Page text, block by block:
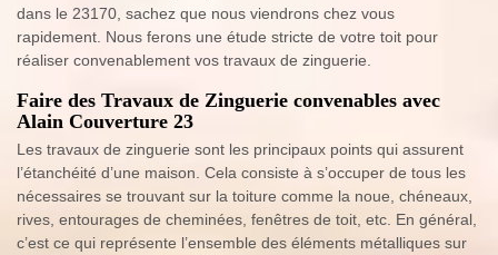
dans le 23170, sachez que nous viendrons chez vous
rapidement. Nous ferons une étude stricte de votre toit pour
réaliser convenablement vos travaux de zinguerie.
Faire des Travaux de Zinguerie convenables avec
Alain Couverture 23
Les travaux de zinguerie sont les principaux points qui assurent
l’étanchéité d’une maison. Cela consiste à s’occuper de tous les
nécessaires se trouvant sur la toiture comme la noue, chéneaux,
rives, entourages de cheminées, fenêtres de toit, etc. En général,
c’est ce qui représente l’ensemble des éléments métalliques sur